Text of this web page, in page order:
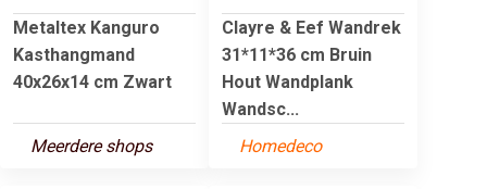
Metaltex Kanguro
Kasthangmand
40x26x14 cm Zwart
Meerdere shops
Clayre & Eef Wandrek
31*11*36 cm Bruin
Hout Wandplank
Wandsc...
Homedeco